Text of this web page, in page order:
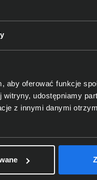
oferować funkcje
udostępniamy
z innymi danymi